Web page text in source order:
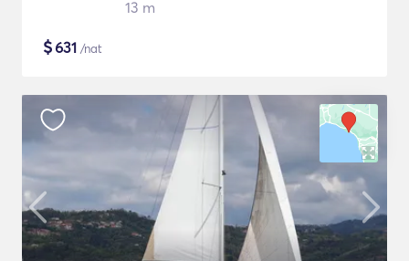
13 m
$631 /nat